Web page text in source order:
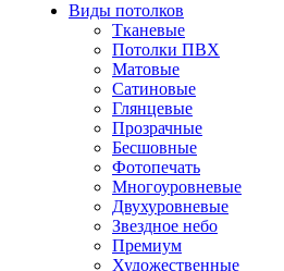
Виды потолков
Тканевые
Потолки ПВХ
Матовые
Сатиновые
Глянцевые
Прозрачные
Бесшовные
Фотопечать
Многоуровневые
Двухуровневые
Звездное небо
Премиум
Художественные